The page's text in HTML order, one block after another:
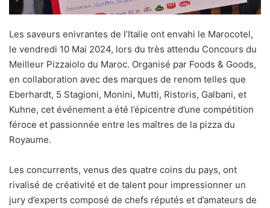
Les saveurs enivrantes de l’Italie ont envahi le Marocotel,
le vendredi 10 Mai 2024, lors du très attendu Concours du
Meilleur Pizzaiolo du Maroc. Organisé par Foods & Goods,
en collaboration avec des marques de renom telles que
Eberhardt, 5 Stagioni, Monini, Mutti, Ristoris, Galbani, et
Kuhne, cet événement a été l’épicentre d’une compétition
féroce et passionnée entre les maîtres de la pizza du
Royaume.
Les concurrents, venus des quatre coins du pays, ont
rivalisé de créativité et de talent pour impressionner un
jury d’experts composé de chefs réputés et d’amateurs de